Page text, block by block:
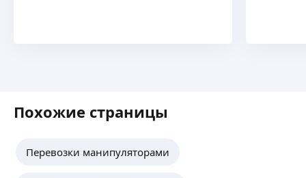
Похожие страницы
Перевозки манипуляторами